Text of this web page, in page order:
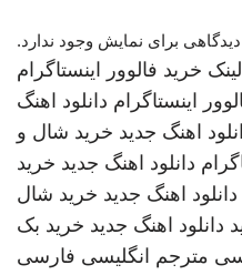
دیدگاهی برای نمایش وجود ندارد.
خرید فالوور اینستاگرام
اینستاگرام دانلود اهنگ
اهنگ جدید خرید شال و
دانلود اهنگ جدید خرید
دانلود اهنگ جدید خرید شال
دانلود اهنگ جدید خرید بک
مترجم انگلیسی فارسی